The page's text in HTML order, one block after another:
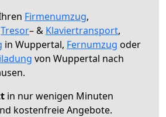
Firmenumzug,
Tresor– & Klaviertransport,
in Wuppertal, Fernumzug oder
von Wuppertal nach
in nur wenigen Minuten
kostenfreie Angebote.